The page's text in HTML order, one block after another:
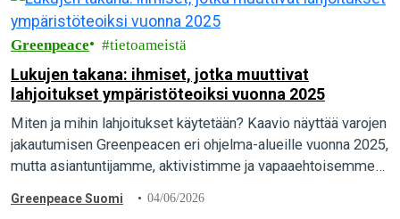
Greenpeace tietoameistä
Lukujen takana: ihmiset, jotka muuttivat
lahjoitukset ympäristöteoiksi vuonna 2025
Miten ja mihin lahjoitukset käytetään? Kaavio näyttää varojen
jakautumisen Greenpeacen eri ohjelma-alueille vuonna 2025,
mutta asiantuntijamme, aktivistimme ja vapaaehtoisemme
tuhansien…
Greenpeace Suomi 04/06/2026